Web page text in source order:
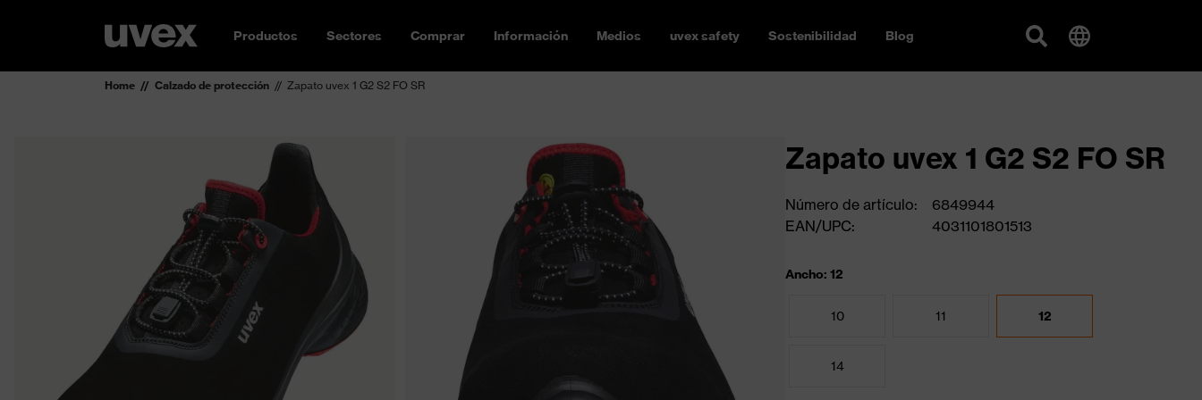
Productos Sectores Comprar Información Medios uvex safety Sostenibilidad Blog
Home Calzado de protección Zapato uvex 1 G2 S2 FO SR
Zapato uvex 1 G2 S2 FO SR
Número de artículo:
6849944
EAN/UPC:
4031101801513
Ancho: 12
10 11 12
14